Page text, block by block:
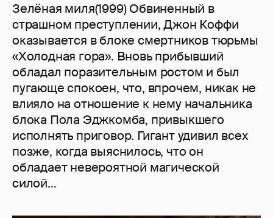
Зелёная миля(1999) Обвиненный в
страшном преступлении, Джон Коффи
оказывается в блоке смертников тюрьмы
«Холодная гора». Вновь прибывший
обладал поразительным ростом и был
пугающе спокоен, что, впрочем, никак не
влияло на отношение к нему начальника
блока Пола Эджкомба, привыкшего
исполнять приговор. Гигант удивил всех
позже, когда выяснилось, что он
обладает невероятной магической
силой…